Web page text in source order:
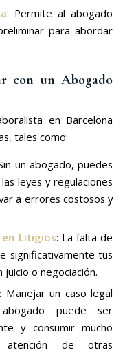
: Permite al abogado
para abordar
con un Abogado
en Barcelona
tales como:
un abogado, puedes
leyes y regulaciones
a errores costosos y
en Litigios: La falta de
significativamente tus
o negociación.
: Manejar un caso legal
puede ser
y consumir mucho
atención de otras